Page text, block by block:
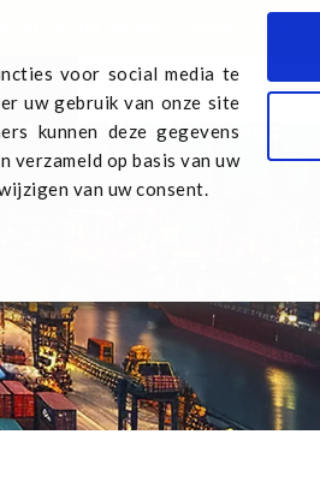
voor social media te
uw gebruik van onze site
kunnen deze gegevens
verzameld op basis van uw
van uw consent.
aanmeldenVacatures